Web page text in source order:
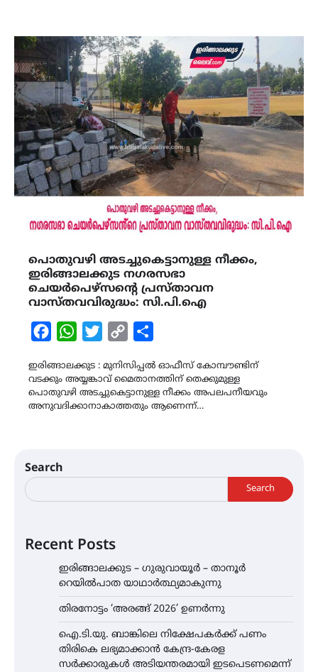
പൊതുവഴി അടച്ചുകെട്ടാനുള്ള നീക്കം,
ഇരിങ്ങാലക്കുട നഗരസഭാ
ചെയർപെഴ്സൻ്റെ പ്രസ്താവന
വാസ്തവവിരുദ്ധം: സി.പി.ഐ
FacebookWhatsAppTwitterCopy
ഇരിങ്ങാലക്കുട : മുനിസിപ്പൽ ഓഫീസ് കോമ്പൗണ്ടിന്
വടക്കും അയ്യങ്കാവ് മൈതാനത്തിന് തെക്കുമുള്ള
പൊതുവഴി അടച്ചുകെട്ടാനുള്ള നീക്കം അപലപനീയവും
അനുവദിക്കാനാകാത്തതും ആണെന്ന്…
Search
Search
Recent Posts
ഇരിങ്ങാലക്കുട – ഗുരുവായൂർ – താനൂർ
റെയിൽപാത യാഥാർത്ഥ്യമാകുന്നു
തിരനോട്ടം ‘അരങ്ങ് 2026’ ഉണർന്നു
ഐ.ടി.യു. ബാങ്കിലെ നിക്ഷേപകർക്ക് പണം
തിരികെ ലഭ്യമാക്കാൻ കേന്ദ്ര-കേരള
സർക്കാരുകൾ അടിയന്തരമായി ഇടപെടണമെന്ന്